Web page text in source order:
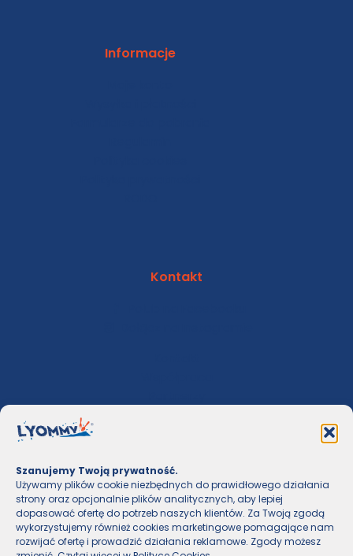
Szanujemy Twoją prywatność.
Używamy plików cookie niezbędnych do prawidłowego działania
strony oraz opcjonalnie plików analitycznych, aby lepiej
dopasować ofertę do potrzeb naszych klientów. Za Twoją zgodą
wykorzystujemy również cookies marketingowe pomagające nam
rozwijać ofertę i prowadzić działania reklamowe. Zgody możesz
Informacje
Kontakt
© 2026 Lyommy | All Rights Reserved